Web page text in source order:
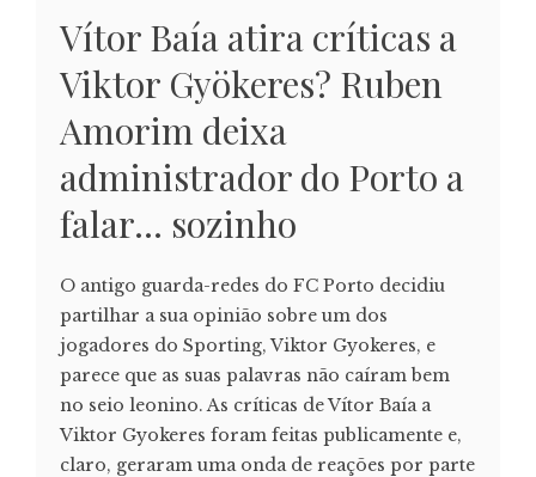
Vítor Baía atira críticas a
Viktor Gyökeres? Ruben
Amorim deixa
administrador do Porto a
falar… sozinho
O antigo guarda-redes do FC Porto decidiu
partilhar a sua opinião sobre um dos
jogadores do Sporting, Viktor Gyokeres, e
parece que as suas palavras não caíram bem
no seio leonino. As críticas de Vítor Baía a
Viktor Gyokeres foram feitas publicamente e,
claro, geraram uma onda de reações por parte